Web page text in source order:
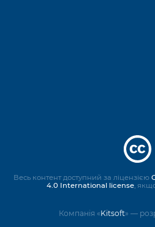
Компанія «Kitsoft» —
Весь контент доступний за ліцензією
4.0 International license,